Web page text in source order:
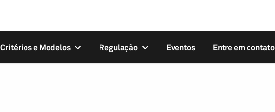
Critérios e Modelos Regulação Eventos Entre em contato